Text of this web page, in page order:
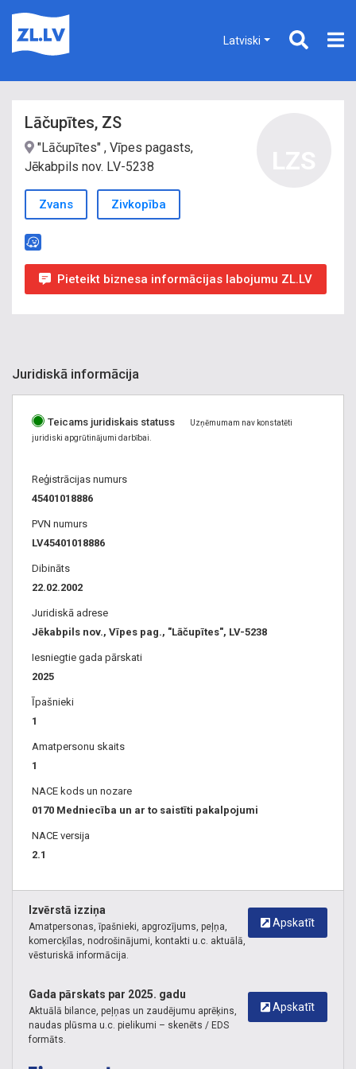
Latviski
Lāčupītes, ZS
"Lāčupītes" , Vīpes pagasts,
Jēkabpils nov. LV-5238
Zvans Zivkopība
Pieteikt biznesa informācijas labojumu ZL.LV
Juridiskā informācija
Teicams juridiskais statuss
Uzņēmumam nav konstatēti
juridiski apgrūtinājumi darbībai.
Reģistrācijas numurs
45401018886
PVN numurs
LV45401018886
Dibināts
22.02.2002
Juridiskā adrese
Jēkabpils nov., Vīpes pag., "Lāčupītes", LV-5238
Iesniegtie gada pārskati
2025
Īpašnieki
1
Amatpersonu skaits
1
NACE kods un nozare
0170 Medniecība un ar to saistīti pakalpojumi
NACE versija
2.1
Apskatīt
Izvērstā izziņa
Amatpersonas, īpašnieki, apgrozījums, peļņa,
komercķīlas, nodrošinājumi, kontakti u.c. aktuālā,
vēsturiskā informācija.
Apskatīt
Gada pārskats par 2025. gadu
Aktuālā bilance, peļņas un zaudējumu aprēķins,
naudas plūsma u.c. pielikumi – skenēts / EDS
formāts.